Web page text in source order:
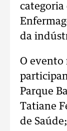
categoria
da
O evento
Parque
Tatiane
de